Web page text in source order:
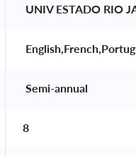
UNIV ESTADO RIO
Semi-annual
8